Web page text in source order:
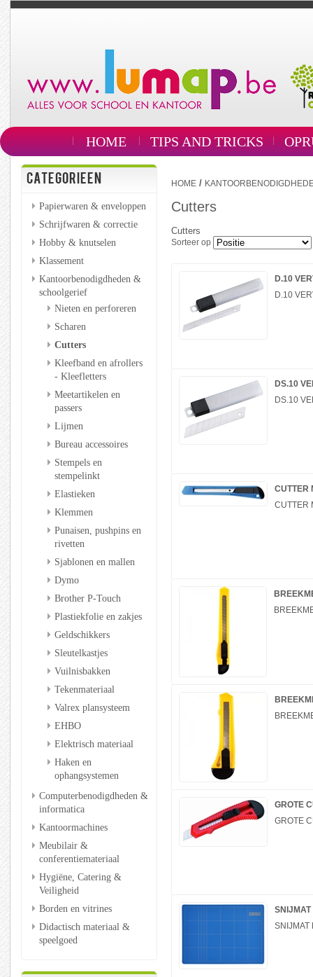
HOME TIPS AND TRICKS
CATEGORIEEN
Papierwaren & enveloppen
Schrijfwaren & correctie
Hobby & knutselen
Klassement
Kantoorbenodigdheden &
schoolgerief
Nieten en perforeren
Scharen
Cutters
Kleefband en afrollers
- Kleefletters
Meetartikelen en
passers
Lijmen
Bureau accessoires
Stempels en
stempelinkt
Elastieken
Klemmen
Punaisen, pushpins en
rivetten
Sjablonen en mallen
Dymo
Brother P-Touch
Plastiekfolie en zakjes
Geldschikkers
Sleutelkastjes
Vuilnisbakken
Tekenmateriaal
Valrex plansysteem
EHBO
Elektrisch materiaal
Haken en
ophangsystemen
Computerbenodigdheden &
informatica
Kantoormachines
Meubilair &
conferentiemateriaal
Hygiëne, Catering &
Veiligheid
Borden en vitrines
Didactisch materiaal &
speelgoed
HOME /
Cutters
Cutters
Sorteer op
D.10
D.10
DS.10
DS.10
CUTTER
CUTTER
GROTE
GROTE
SNIJMAT